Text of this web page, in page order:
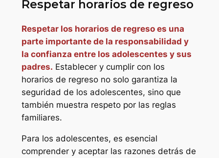
Respetar horarios de regreso
Respetar los horarios de regreso es una
parte importante de la responsabilidad y
la confianza entre los adolescentes y sus
padres. Establecer y cumplir con los
horarios de regreso no solo garantiza la
seguridad de los adolescentes, sino que
también muestra respeto por las reglas
familiares.
Para los adolescentes, es esencial
comprender y aceptar las razones detrás de